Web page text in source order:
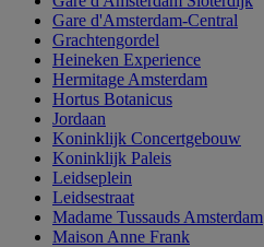
Gare d'Amsterdam-Central
Grachtengordel
Heineken Experience
Hermitage Amsterdam
Hortus Botanicus
Jordaan
Koninklijk Concertgebouw
Koninklijk Paleis
Leidseplein
Leidsestraat
Madame Tussauds Amsterdam
Maison Anne Frank